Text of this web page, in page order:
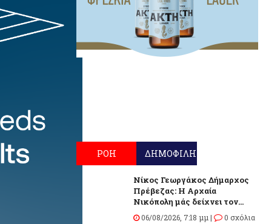
ΡΟΗ ΔΗΜΟΦΙΛΗ
Νίκος Γεωργάκος Δήμαρχος
Πρέβεζας: Η Αρχαία
Νικόπολη μάς δείχνει τον...
06/08/2026, 7:18 μμ | 0 σχόλια